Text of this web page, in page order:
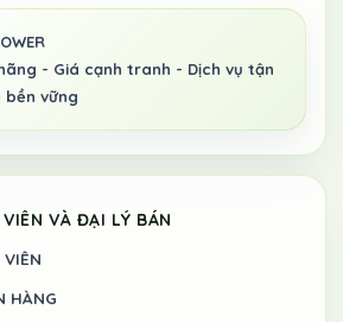
VÀ ĐẠI LÝ BÁN
VIÊN
HÀNG